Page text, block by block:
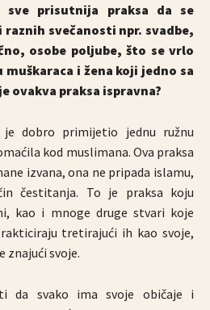
sve prisutnija praksa da se
svečanosti npr. svadbe,
osobe poljube, što se vrlo
i žena koji jedno sa
ovakva praksa ispravna?
je dobro primijetio jednu ružnu
kod muslimana. Ova praksa
izvana, ona ne pripada islamu,
čestitanja. To je praksa koju
kao i mnoge druge stvari koje
tretirajući ih kao svoje,
znajući svoje.
da svako ima svoje običaje i